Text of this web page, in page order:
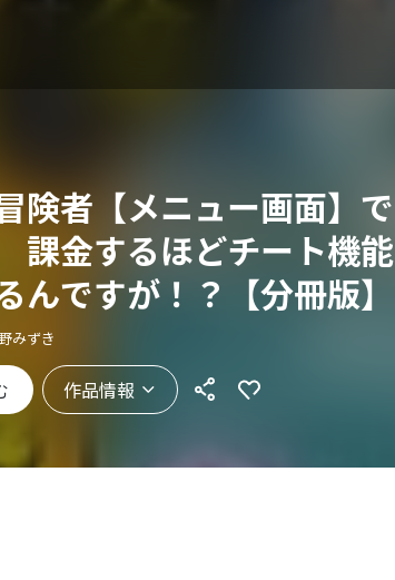
険者【メニュー画面】で
金するほどチート機能
んですが！？【分冊版】
みずき
作品情報